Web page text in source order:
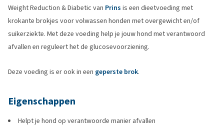
Weight Reduction & Diabetic van Prins is een dieetvoeding met
krokante brokjes voor volwassen honden met overgewicht en/of
suikerziekte. Met deze voeding help je jouw hond met verantwoord
afvallen en reguleert het de glucosevoorziening.
Deze voeding is er ook in een geperste brok.
Eigenschappen
Helpt je hond op verantwoorde manier afvallen